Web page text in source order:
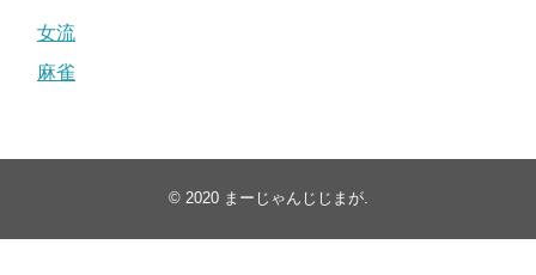
女流
麻雀
© 2020 まーじゃんじじまが.